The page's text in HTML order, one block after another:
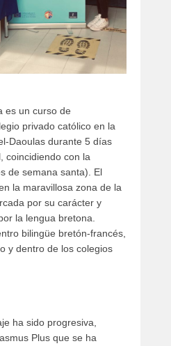
es un curso de
privado católico en la
Daoulas durante 5 días
coincidiendo con la
de semana santa). El
la maravillosa zona de la
por su carácter y
la lengua bretona.
bilingüe bretón-francés,
y dentro de los colegios
ha sido progresiva,
Plus que se ha